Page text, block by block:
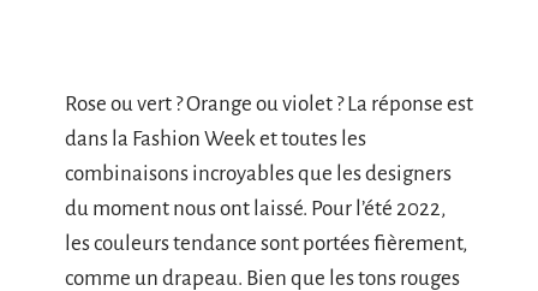
Rose ou vert ? Orange ou violet ? La réponse est
dans la Fashion Week et toutes les
combinaisons incroyables que les designers
du moment nous ont laissé. Pour l’été 2022,
les couleurs tendance sont portées fièrement,
comme un drapeau. Bien que les tons rouges